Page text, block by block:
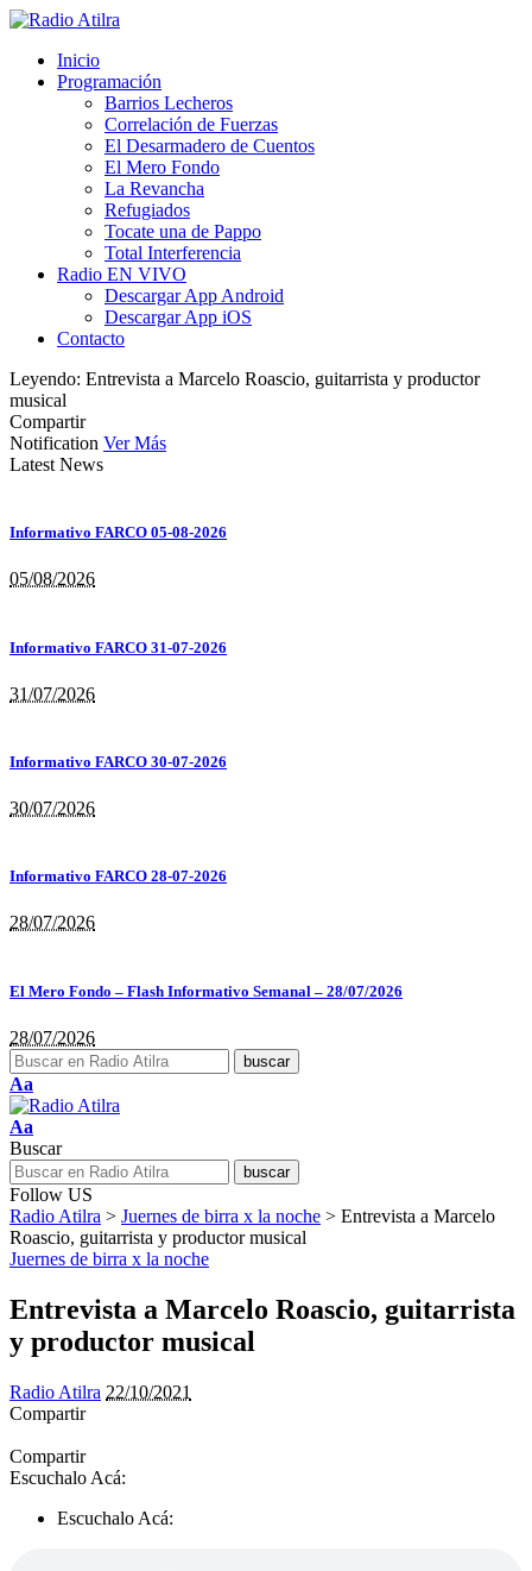
Inicio
Programación
Barrios Lecheros
Correlación de Fuerzas
El Desarmadero de Cuentos
El Mero Fondo
La Revancha
Refugiados
Tocate una de Pappo
Total Interferencia
Radio EN VIVO
Descargar App Android
Descargar App iOS
Contacto
Leyendo: Entrevista a Marcelo Roascio, guitarrista y productor
musical
Compartir
Notification Ver Más
Latest News
Informativo FARCO 05-08-2026
05/08/2026
Informativo FARCO 31-07-2026
31/07/2026
Informativo FARCO 30-07-2026
30/07/2026
Informativo FARCO 28-07-2026
28/07/2026
El Mero Fondo – Flash Informativo Semanal – 28/07/2026
28/07/2026
Aa
Aa
Buscar
Follow US
Radio Atilra > Juernes de birra x la noche > Entrevista a Marcelo
Roascio, guitarrista y productor musical
Juernes de birra x la noche
Entrevista a Marcelo Roascio, guitarrista
y productor musical
Radio Atilra 22/10/2021
Compartir
Compartir
Escuchalo Acá:
Escuchalo Acá: